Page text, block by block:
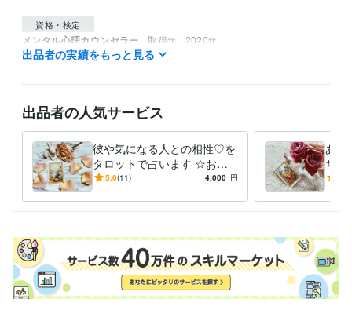
資格・検定
メンタル心理カウンセラー 取得年 : 2020年
タロットリーディングマスター
タロットリーディングマスター 取得年 : 2018年
メンタル心理カウンセラー
四柱推命鑑定士 取得年 : 2018年
出品者の実績をもっと見る
出品者の人気サービス
彼や気になる人との相性♡を
タロットで占います ☆お相
手との今現在の相性をタロッ
5.0(11) 4,000 円
あな
ちや
やお